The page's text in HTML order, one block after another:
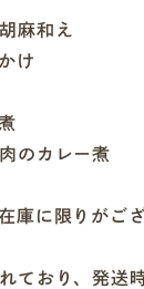
麻和え
け
のカレー煮
庫に限りがご
ており、発送